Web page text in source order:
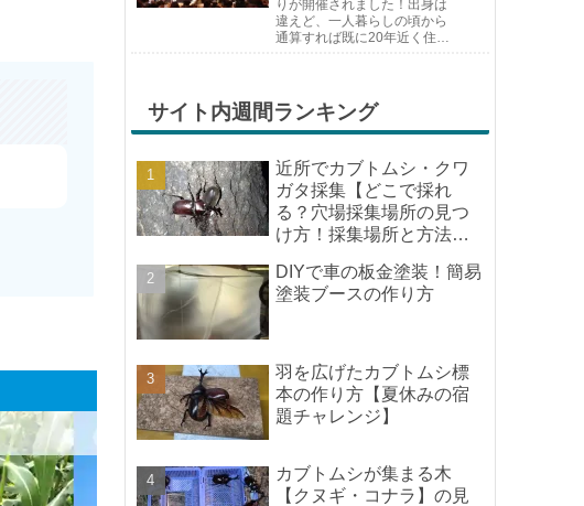
りが開催されました！出身は
違えど、一人暮らしの頃から
通算すれば既に20年近く住ん
す。そして、それは2号嫁も同
じようで、夏祭りが近いづい...
サイト内週間ランキング
近所でカブトムシ・クワ
ガタ採集【どこで採れ
る？穴場採集場所の見つ
け方！採集場所と方法や
DIYで車の板金塗装！簡易
塗装ブースの作り方
羽を広げたカブトムシ標
本の作り方【夏休みの宿
題チャレンジ】
カブトムシが集まる木
【クヌギ・コナラ】の見